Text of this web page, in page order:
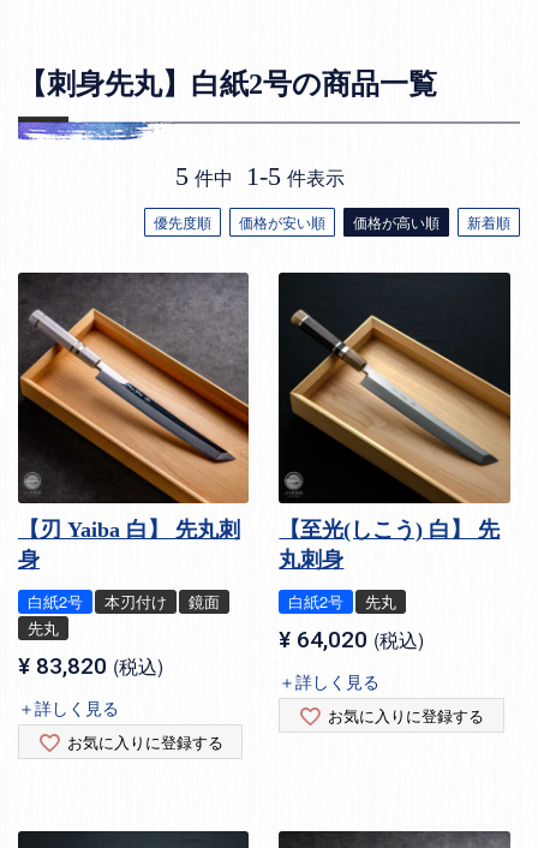
【刺身先丸】白紙2号の商品一覧
優先度順 価格が安い順 価格が高い順 新着順
5 件中 1-5 件表示
【刃 Yaiba 白】 先丸刺
身
白紙2号 本刃付け
鏡面
先丸
¥ 83,820 税込
＋詳しく見る
お気に入りに登録する
【至光(しこう) 白】 先
丸刺身
白紙2号 先丸
¥ 64,020 税込
＋詳しく見る
お気に入りに登録する